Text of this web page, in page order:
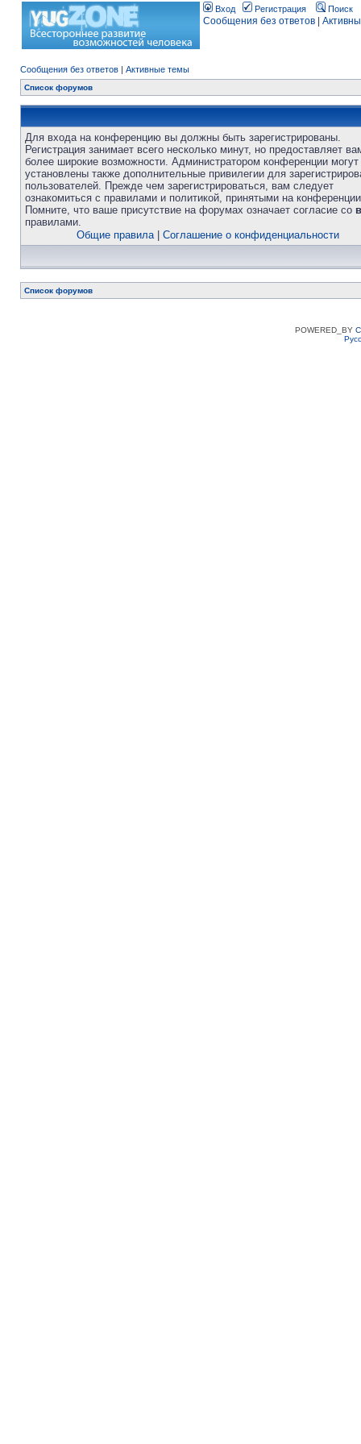
Вход Регистрация Поиск
Сообщения без ответов
Сообщения без ответов | Активные темы
Список форумов
Для входа на конференцию вы должны быть зарегистрированы.
Регистрация занимает всего несколько минут, но предоставляет
более широкие возможности. Администратором конференции
установлены также дополнительные привилегии для
пользователей. Прежде чем зарегистрироваться, вам следует
ознакомиться с правилами и политикой, принятыми на
Помните, что ваше присутствие на форумах означает согласие со
правилами.
Общие правила| Соглашение о конфиденциальности
Список форумов
POWERED_BY